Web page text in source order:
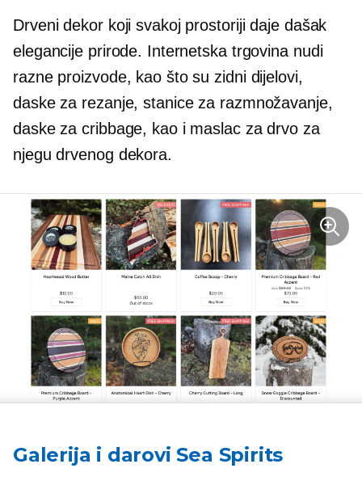
Drveni dekor koji svakoj prostoriji daje dašak
elegancije prirode. Internetska trgovina nudi
razne proizvode, kao što su zidni dijelovi,
daske za rezanje, stanice za razmnožavanje,
daske za cribbage, kao i maslac za drvo za
njegu drvenog dekora.
Galerija i darovi Sea Spirits